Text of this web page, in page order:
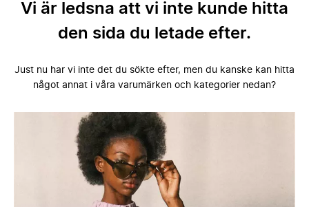
Vi är ledsna att vi inte kunde hitta
den sida du letade efter.
Just nu har vi inte det du sökte efter, men du kanske kan hitta
något annat i våra varumärken och kategorier nedan?